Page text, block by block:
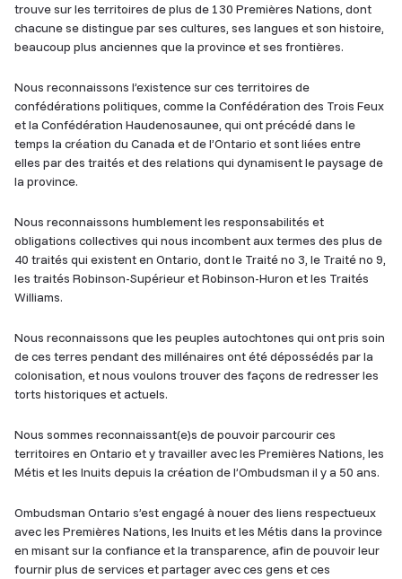
trouve sur les territoires de plus de 130 Premières Nations, dont
chacune se distingue par ses cultures, ses langues et son histoire,
beaucoup plus anciennes que la province et ses frontières.
Nous reconnaissons l’existence sur ces territoires de
confédérations politiques, comme la Confédération des Trois Feux
et la Confédération Haudenosaunee, qui ont précédé dans le
temps la création du Canada et de l’Ontario et sont liées entre
elles par des traités et des relations qui dynamisent le paysage de
la province.
Nous reconnaissons humblement les responsabilités et
obligations collectives qui nous incombent aux termes des plus de
40 traités qui existent en Ontario, dont le Traité no 3, le Traité no 9,
les traités Robinson-Supérieur et Robinson-Huron et les Traités
Williams.
Nous reconnaissons que les peuples autochtones qui ont pris soin
de ces terres pendant des millénaires ont été dépossédés par la
colonisation, et nous voulons trouver des façons de redresser les
torts historiques et actuels.
Nous sommes reconnaissant(e)s de pouvoir parcourir ces
territoires en Ontario et y travailler avec les Premières Nations, les
Métis et les Inuits depuis la création de l’Ombudsman il y a 50 ans.
Ombudsman Ontario s’est engagé à nouer des liens respectueux
avec les Premières Nations, les Inuits et les Métis dans la province
en misant sur la confiance et la transparence, afin de pouvoir leur
fournir plus de services et partager avec ces gens et ces